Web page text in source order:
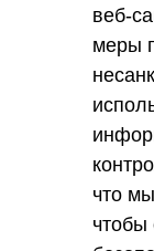
веб-
меры
что
чтобы